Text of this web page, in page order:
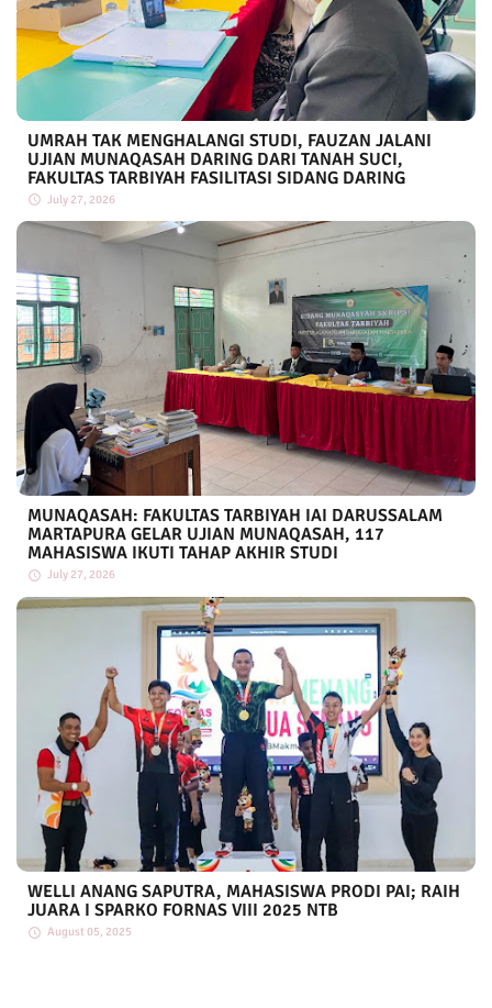
UMRAH TAK MENGHALANGI STUDI, FAUZAN JALANI
UJIAN MUNAQASAH DARING DARI TANAH SUCI,
FAKULTAS TARBIYAH FASILITASI SIDANG DARING
July 27, 2026
MUNAQASAH: FAKULTAS TARBIYAH IAI DARUSSALAM
MARTAPURA GELAR UJIAN MUNAQASAH, 117
MAHASISWA IKUTI TAHAP AKHIR STUDI
July 27, 2026
WELLI ANANG SAPUTRA, MAHASISWA PRODI PAI; RAIH
JUARA I SPARKO FORNAS VIII 2025 NTB
August 05, 2025